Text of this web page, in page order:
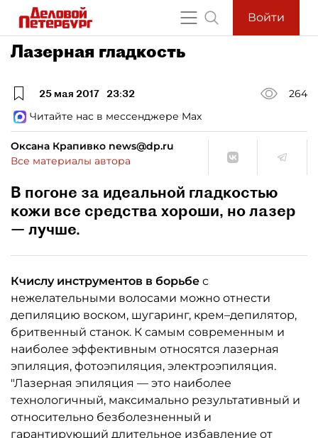
Войти
Лазерная гладкость
25 мая 2017 23:32
264
Читайте нас в мессенджере Max
Оксана Крапивко news@dp.ru
Все материалы автора
В погоне за идеальной гладкостью
кожи все средства хороши, но лазер
— лучше.
Кчислу инструментов в борьбе с
нежелательными волосами можно отнести
депиляцию воском, шугаринг, крем–депилятор,
бритвенный станок. К самым современным и
наиболее эффективным относятся лазерная
эпиляция, фотоэпиляция, электроэпиляция.
"Лазерная эпиляция — это наиболее
технологичный, максимально результативный и
относительно безболезненный и
гарантирующий длительное избавление от